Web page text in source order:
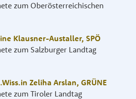
zum Oberösterreichischen
Klausner-Austaller, SPÖ
zum Salzburger Landtag
Zeliha Arslan, GRÜNE
zum Tiroler Landtag